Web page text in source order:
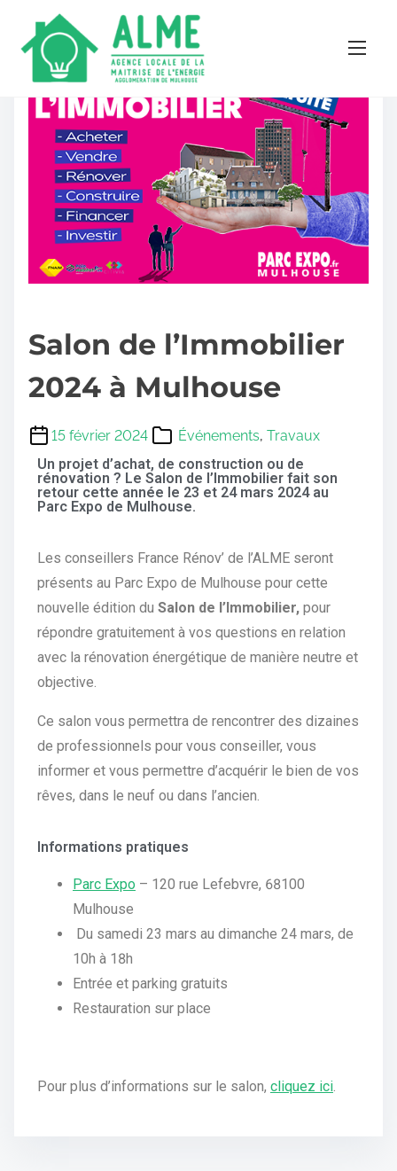
Salon de l’Immobilier
2024 à Mulhouse
15 février 2024 Événements, Travaux
Un projet d’achat, de construction ou de
rénovation ? Le Salon de l’Immobilier fait son
retour cette année le 23 et 24 mars 2024 au
Parc Expo de Mulhouse.
Les conseillers France Rénov’ de l’ALME seront
présents au Parc Expo de Mulhouse pour cette
nouvelle édition du Salon de l’Immobilier, pour
répondre gratuitement à vos questions en relation
avec la rénovation énergétique de manière neutre et
objective.
Ce salon vous permettra de rencontrer des dizaines
de professionnels pour vous conseiller, vous
informer et vous permettre d’acquérir le bien de vos
rêves, dans le neuf ou dans l’ancien.
Informations pratiques
Parc Expo – 120 rue Lefebvre, 68100
Mulhouse
Du samedi 23 mars au dimanche 24 mars, de
10h à 18h
Entrée et parking gratuits
Restauration sur place
Pour plus d’informations sur le salon, cliquez ici.